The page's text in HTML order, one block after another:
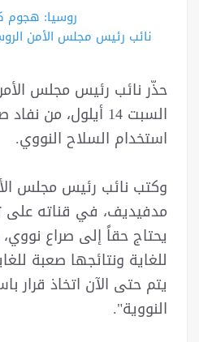
نائب رئيس مجلس الأمن
حذّر نائب رئيس مجلس
السبت 14 أيلول، من
استخدام السلاح النووي.
وكتب نائب رئيس مجلس
مدفيديف، في قناته على
يحتاج حقاً إلى صراع
للغاية ونتائجها صعبة
يتم حتى الآن اتخاذ قرار
النووية".